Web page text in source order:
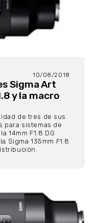
10/08/2018
Sigma Art
y la macro
de tres de sus
para sistemas de
14mm F1.8 DG
Sigma 135mm F1.8